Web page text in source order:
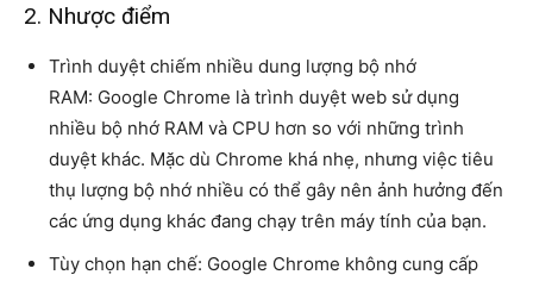
2. Nhược điểm
Trình duyệt chiếm nhiều dung lượng bộ nhớ
RAM: Google Chrome là trình duyệt web sử dụng
nhiều bộ nhớ RAM và CPU hơn so với những trình
duyệt khác. Mặc dù Chrome khá nhẹ, nhưng việc tiêu
thụ lượng bộ nhớ nhiều có thể gây nên ảnh hưởng đến
các ứng dụng khác đang chạy trên máy tính của bạn.
Tùy chọn hạn chế: Google Chrome không cung cấp